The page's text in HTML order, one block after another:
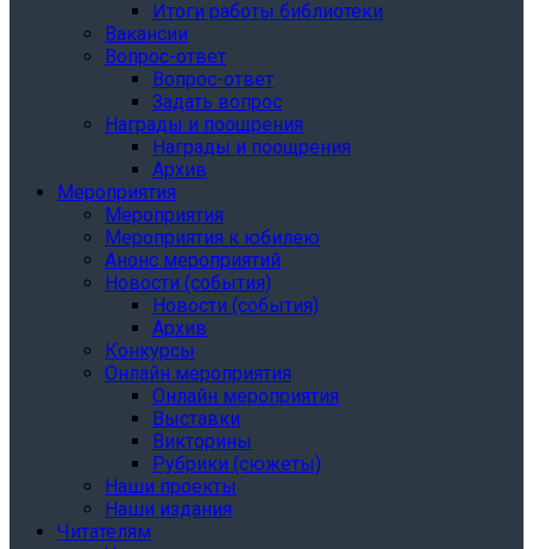
Итоги работы библиотеки
Вакансии
Вопрос-ответ
Вопрос-ответ
Задать вопрос
Награды и поощрения
Награды и поощрения
Архив
Мероприятия
Мероприятия
Мероприятия к юбилею
Анонс мероприятий
Новости (события)
Новости (события)
Архив
Конкурсы
Онлайн мероприятия
Онлайн мероприятия
Выставки
Викторины
Рубрики (сюжеты)
Наши проекты
Наши издания
Читателям